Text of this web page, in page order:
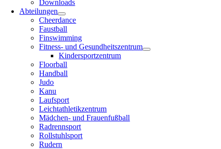
Downloads
Abteilungen
Cheerdance
Faustball
Finswimming
Fitness- und Gesundheitszentrum
Kindersportzentrum
Floorball
Handball
Judo
Kanu
Laufsport
Leichtathletikzentrum
Mädchen- und Frauenfußball
Radrennsport
Rollstuhlsport
Rudern